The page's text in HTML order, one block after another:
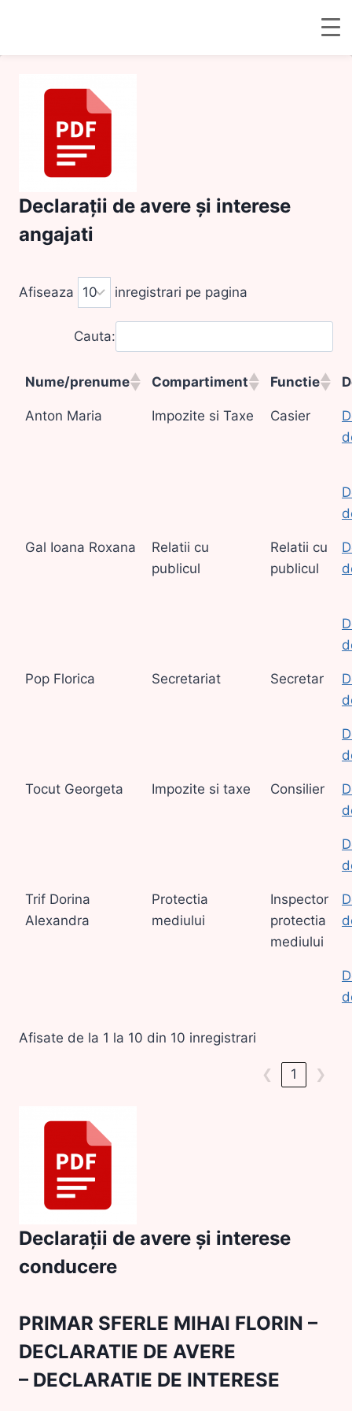
Declarații de avere și interese
angajati
Afiseaza inregistrari pe pagina
Cauta:
Nume/prenume Compartiment Functie
Anton Maria Impozite si Taxe Casier
Gal Ioana Roxana
Relatii cu
publicul
Relatii cu
publicul
Pop Florica Secretariat Secretar
Tocut Georgeta Impozite si taxe Consilier
Trif Dorina
Alexandra
Protectia
mediului
Inspector
protectia
mediului
Afisate de la 1 la 10 din 10 inregistrari
❮ 1 ❯
Declarații de avere și interese
conducere
PRIMAR SFERLE MIHAI FLORIN –
DECLARATIE DE AVERE
– DECLARATIE DE INTERESE